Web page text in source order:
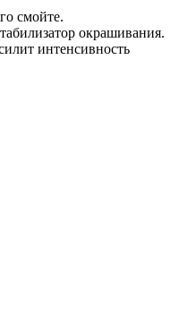
смойте.
окрашивания.
интенсивность